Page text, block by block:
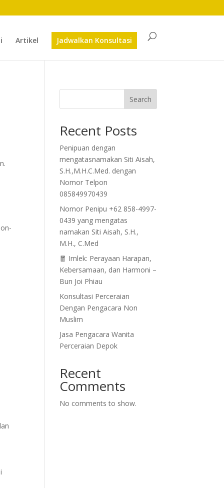
Artikel Jadwalkan Konsultasi
Search
Recent Posts
Penipuan dengan
mengatasnamakan Siti Aisah,
S.H.,M.H.C.Med. dengan
Nomor Telpon
085849970439
Nomor Penipu +62 858-4997-
0439 yang mengatas
namakan Siti Aisah, S.H.,
M.H., C.Med
🧧 Imlek: Perayaan Harapan,
Kebersamaan, dan Harmoni –
Bun Joi Phiau
Konsultasi Perceraian
Dengan Pengacara Non
Muslim
Jasa Pengacara Wanita
Perceraian Depok
Recent
Comments
No comments to show.